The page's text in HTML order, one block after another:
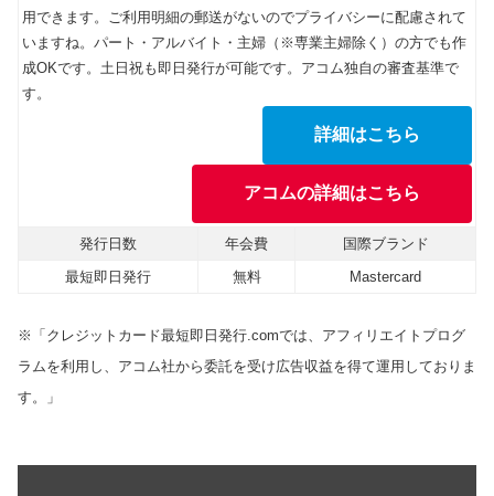
用できます。ご利用明細の郵送がないのでプライバシーに配慮されて
いますね。パート・アルバイト・主婦（※専業主婦除く）の方でも作
成OKです。土日祝も即日発行が可能です。アコム独自の審査基準で
す。
詳細はこちら
アコムの詳細はこちら
発行日数 年会費
国際ブランド
最短即日発行
無料 Mastercard
※「クレジットカード最短即日発行.comでは、アフィリエイトプログ
ラムを利用し、アコム社から委託を受け広告収益を得て運用しておりま
す。」